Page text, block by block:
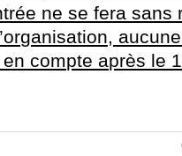
ne se fera sans
compte après le